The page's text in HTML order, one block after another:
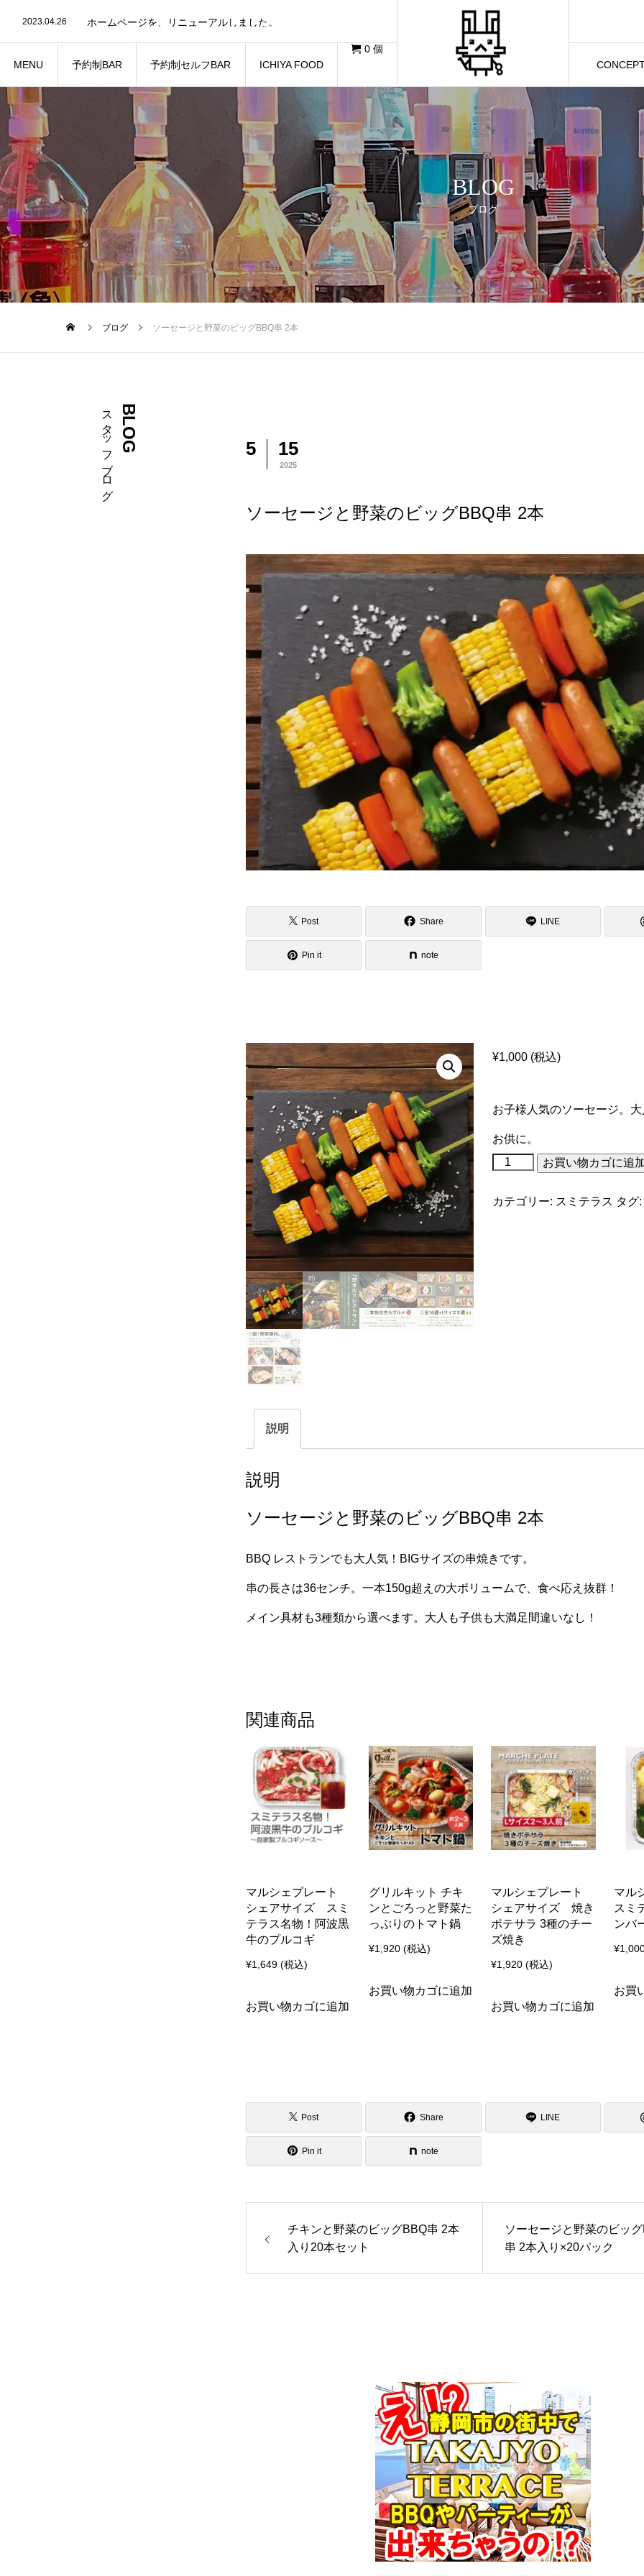
MENU 予約制BAR 予約制セルフBAR ICHIYA FOOD
0 個
2023.04.26 ホームページを、リニューアルしました。
BLOG
ブログ
ブログ ソーセージと野菜のビッグBBQ串 2本
BLOG
スタッフブログ 5 15
2025
ソーセージと野菜のビッグBBQ串 2本
Post Share LINE
Pin it note
¥1,000 (税込)
お子様人気のソーセージ。
お供に。
お買い物カゴに追
カテゴリー: スミテラス タグ:
説明
説明
ソーセージと野菜のビッグBBQ串 2本
BBQ レストランでも大人気！BIGサイズの串焼きです。
串の長さは36センチ。一本150g超えの大ボリュームで、食べ応え抜群！
メイン具材も3種類から選べます。大人も子供も大満足間違いなし！
関連商品
マルシェプレート
シェアサイズ スミ
テラス名物！阿波黒
牛のプルコギ
¥1,649 (税込)
お買い物カゴに追加
グリルキット チキ
ンとごろっと野菜た
っぷりのトマト鍋
¥1,920 (税込)
お買い物カゴに追加
マルシェプレート
シェアサイズ 焼き
ポテサラ 3種のチー
ズ焼き
¥1,920 (税込)
お買い物カゴに追加
マル
スミ
ンバ
¥
お買
Post Share LINE
Pin it note
チキンと野菜のビッグBBQ串 2本
入り20本セット
ソーセージと野菜のビッ
串 2本入り×20パック